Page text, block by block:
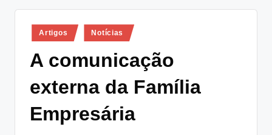
o
Posted
in
Artigos Notícias
A comunicação
externa da Família
Empresária